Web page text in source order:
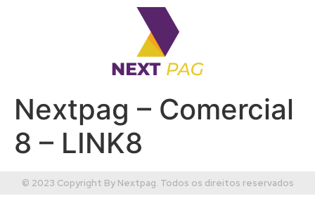
Nextpag – Comercial
8 – LINK8
© 2023 Copyright By Nextpag. Todos os direitos reservados